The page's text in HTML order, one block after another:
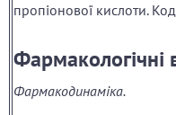
пропіонової кислоти.
Фармакологічні
Фармакодинаміка.